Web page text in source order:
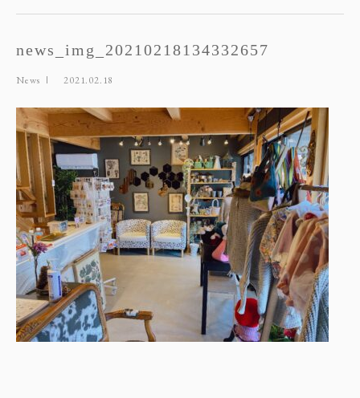
news_img_20210218134332657
News 2021.02.18